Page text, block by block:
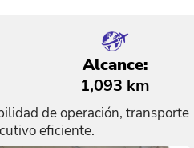
Alcance:
1,093 km
de operación, transporte
eficiente.